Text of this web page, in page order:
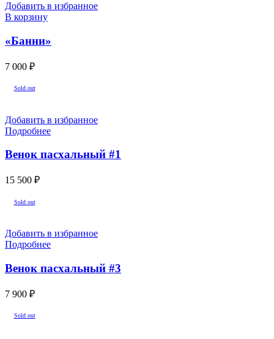
Добавить в избранное
В корзину
«Банни»
7 000 ₽
Sold out
Добавить в избранное
Подробнее
Венок пасхальный #1
15 500 ₽
Sold out
Добавить в избранное
Подробнее
Венок пасхальный #3
7 900 ₽
Sold out